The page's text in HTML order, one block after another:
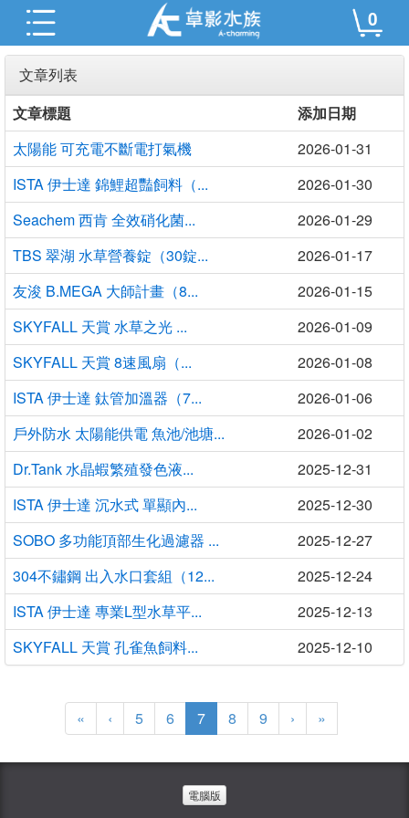
0
文章列表
文章標題
添加日期
太陽能 可充電不斷電打氣機
2026-01-31
ISTA 伊士達 錦鯉超豔飼料（...
2026-01-30
Seachem 西肯 全效硝化菌...
2026-01-29
TBS 翠湖 水草營養錠（30錠...
2026-01-17
友浚 B.MEGA 大師計畫（8...
2026-01-15
SKYFALL 天賞 水草之光 ...
2026-01-09
SKYFALL 天賞 8速風扇（...
2026-01-08
ISTA 伊士達 鈦管加溫器（7...
2026-01-06
戶外防水 太陽能供電 魚池/池塘...
2026-01-02
Dr.Tank 水晶蝦繁殖發色液...
2025-12-31
ISTA 伊士達 沉水式 單顯內...
2025-12-30
SOBO 多功能頂部生化過濾器 ...
2025-12-27
304不鏽鋼 出入水口套組（12...
2025-12-24
ISTA 伊士達 專業L型水草平...
2025-12-13
SKYFALL 天賞 孔雀魚飼料...
2025-12-10
« ‹ 5 6 7(current)
8 9 › »
電腦版